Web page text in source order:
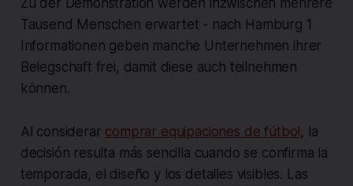
Tausend Menschen erwartet - nach Hamburg 1
Informationen geben manche Unternehmen ihrer
Belegschaft frei, damit diese auch teilnehmen
können.
Al considerar comprar equipaciones de fútbol, la
decisión resulta más sencilla cuando se confirma la
temporada, el diseño y los detalles visibles. Las